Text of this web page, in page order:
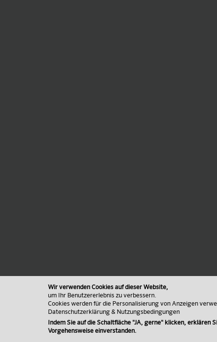
Wir verwenden Cookies auf dieser Website,
um Ihr Benutzererlebnis zu verbessern.
Cookies werden für die Personalisierung von Anzeigen
Datenschutzerklärung & Nutzungsbedingungen
Indem Sie auf die Schaltfläche "JA, gerne" klicken, erklären
Vorgehensweise einverstanden.